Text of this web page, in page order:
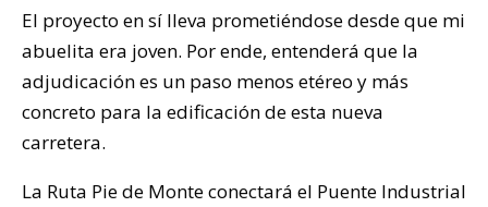
El proyecto en sí lleva prometiéndose desde que mi
abuelita era joven. Por ende, entenderá que la
adjudicación es un paso menos etéreo y más
concreto para la edificación de esta nueva
carretera.
La Ruta Pie de Monte conectará el Puente Industrial